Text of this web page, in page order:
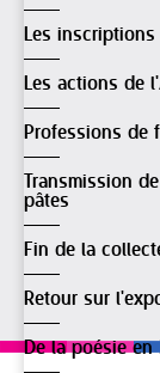
Les
Les actions de
Professions de
Transmission
pâtes
Fin de la
Retour sur
De la poésie en